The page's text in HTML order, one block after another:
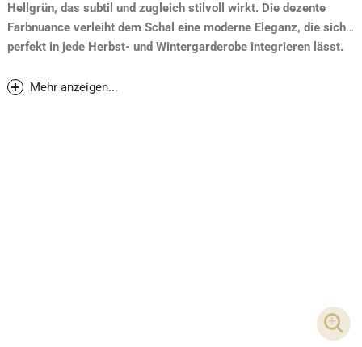
Hellgrün, das subtil und zugleich stilvoll wirkt. Die dezente
Farbnuance verleiht dem Schal eine moderne Eleganz, die sich
perfekt in jede Herbst- und Wintergarderobe integrieren lässt.
und wärmt zuverlässig bei kühleren Temperaturen.
Mehr anzeigen...